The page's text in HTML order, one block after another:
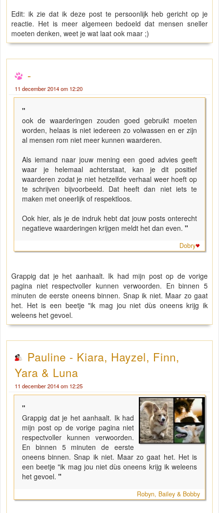
Edit: ik zie dat ik deze post te persoonlijk heb gericht op je
reactie. Het is meer algemeen bedoeld dat mensen sneller
moeten denken, weet je wat laat ook maar ;)
-
11 december 2014 om 12:20
"
ook de waarderingen zouden goed gebruikt moeten
worden, helaas is niet iedereen zo volwassen en er zijn
al mensen rom niet meer kunnen waarderen.
Als iemand naar jouw mening een goed advies geeft
waar je helemaal achterstaat, kan je dit positief
waarderen zodat je niet hetzelfde verhaal weer hoeft op
te schrijven bijvoorbeeld. Dat heeft dan niet iets te
maken met oneerlijk of respektloos.
Ook hier, als je de indruk hebt dat jouw posts onterecht
negatieve waarderingen krijgen meldt het dan even. "
Dobry
Grappig dat je het aanhaalt. Ik had mijn post op de vorige
pagina niet respectvoller kunnen verwoorden. En binnen 5
minuten de eerste oneens binnen. Snap ik niet. Maar zo gaat
het. Het is een beetje "ik mag jou niet dùs oneens krijg ik
weleens het gevoel.
Pauline - Kiara, Hayzel, Finn,
Yara & Luna
11 december 2014 om 12:25
"
Grappig dat je het aanhaalt. Ik had
mijn post op de vorige pagina niet
respectvoller kunnen verwoorden.
En binnen 5 minuten de eerste
oneens binnen. Snap ik niet. Maar zo gaat het. Het is
een beetje "ik mag jou niet dùs oneens krijg ik weleens
het gevoel. "
Robyn, Bailey & Bobby